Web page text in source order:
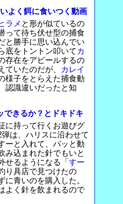
よく餌に食いつく動画
ラメ と形が似ているの
って待ち伏せ型の捕食
と勝手に思い込んでい
底をトントン叩いてカ
存在をアピールするの
ていたのだが、 カレイ
様子をとらえた捕食動
認識違いだったと知
できるか？とドキドキ
に持って行くお遊びグ
弾は、ハリスに沿わせて
ーと入れて、パッと動
み込まれた針でもいと
せるようになる「 すー
り具店で見つけたの
に青いのを購入した。
よく針を飲まれるので